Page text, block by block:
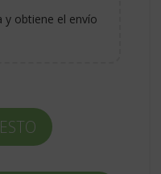
y obtiene el envío